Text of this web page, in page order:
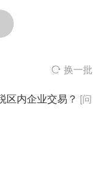
换一批
区内企业交易？ [问